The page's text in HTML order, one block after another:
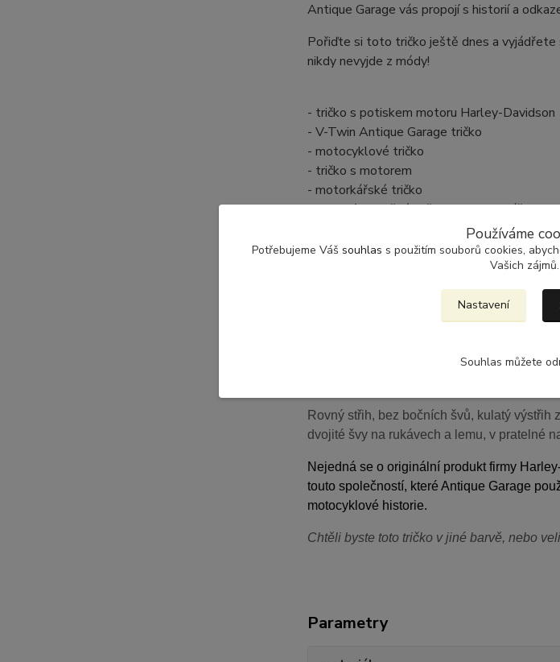
Antique Garage vás propojí s historií a
Pořiďte si toto tričko ještě dnes a vyjádřete
nikdy nevyjde z módy!
- tričko s potiskem motoru Harley-Davidson
- V-Twin Antique Garage tričko
- motocyklové tričko
- tričko s motorem
- motorkářské tričko
- kvalitní bavlněné tričko pro motorkáře
- tričko pro milovníky motocyklů
- tričko s motorem V-Twin
- tričko pro motocyklové nadšence
- retro tričko s motorem
- tričko s potiskem motocyklů
- unisex tričko pro motorkáře
- tričko s potiskem motocyklové kultury
Rovný střih, bez bočních švů, kulatý
dvojité švy na rukávech a lemu, v pratelné
Nejedná se o originální produkt firmy
touto společností, které Antique Garage
motocyklové historie.
Chtěli byste toto tričko v jiné barvě, nebo
Parametry
Používáme
Potřebujeme Váš souhlas s použitím souborů cookies,
Vašich zájmů.
Nastavení
Souhlas můžete